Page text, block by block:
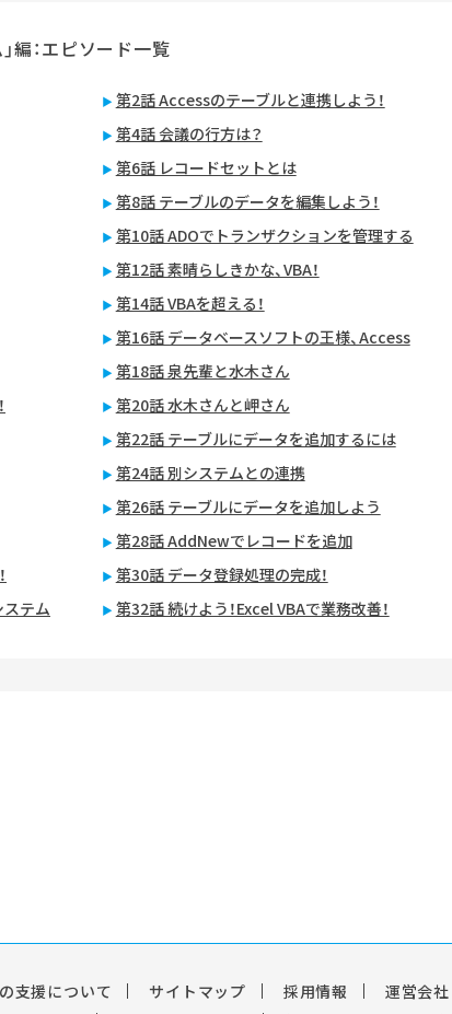
編：エピソード一覧
第2話 Accessのテーブルと連携しよう！
第4話 会議の行方は？
第6話 レコードセットとは
第8話 テーブルのデータを編集しよう！
第10話 ADOでトランザクションを管理する
第12話 素晴らしきかな、VBA！
第14話 VBAを超える！
第16話 データベースソフトの王様、Access
第18話 泉先輩と水木さん
第20話 水木さんと岬さん
第22話 テーブルにデータを追加するには
第24話 別システムとの連携
第26話 テーブルにデータを追加しよう
第28話 AddNewでレコードを追加
第30話 データ登録処理の完成！
テム
第32話 続けよう！Excel VBAで業務改善！
支援について サイトマップ 採用情報
運営会社